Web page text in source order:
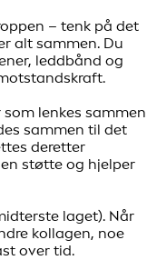
– tenk på det
alt sammen. Du
leddbånd og
lenkes sammen
sammen til det
deretter
støtte og hjelper
laget). Når
kollagen, noe
over tid.